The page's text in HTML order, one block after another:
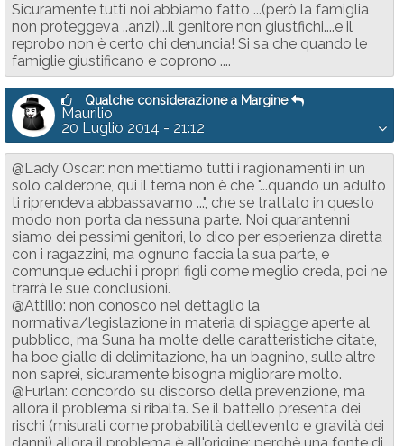
Sicuramente tutti noi abbiamo fatto ...(però la famiglia
non proteggeva ..anzi)...il genitore non giustfichi....e il
reprobo non è certo chi denuncia! Si sa che quando le
famiglie giustificano e coprono ....
Qualche considerazione a Margine
Maurilio
20 Luglio 2014 - 21:12
@Lady Oscar: non mettiamo tutti i ragionamenti in un
solo calderone, qui il tema non è che "...quando un adulto
ti riprendeva abbassavamo ...", che se trattato in questo
modo non porta da nessuna parte. Noi quarantenni
siamo dei pessimi genitori, lo dico per esperienza diretta
con i ragazzini, ma ognuno faccia la sua parte, e
comunque educhi i propri figli come meglio creda, poi ne
trarrà le sue conclusioni.
@Attilio: non conosco nel dettaglio la
normativa/legislazione in materia di spiagge aperte al
pubblico, ma Suna ha molte delle caratteristiche citate,
ha boe gialle di delimitazione, ha un bagnino, sulle altre
non saprei, sicuramente bisogna migliorare molto.
@Furlan: concordo su discorso della prevenzione, ma
allora il problema si ribalta. Se il battello presenta dei
rischi (misurati come probabilità dell'evento e gravità dei